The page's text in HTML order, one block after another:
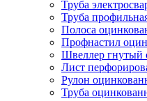
Труба
Труба
Полоса
Профнастил
Швеллер гнутый
Лист
Рулон
Труба